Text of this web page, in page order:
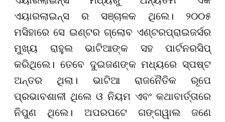
ଏୟାରଲାଇନ୍ସ ର ସଞ୍ଚାଳକ ଥିଲେ। ୨୦୦୫
ମସିହାରେ ସେ ଇଣ୍ଟର ଗ୍ଲୋବ ଏଣ୍ଟରପ୍ରାଇଜର୍ସର
ମୁଖ୍ୟ ରାହୁଲ ଭାଟିଆଙ୍କ ସହ ପାର୍ଟନରସିପ୍
କରିଥିଲେ। ତେବେ ଦୁଇଜଣଙ୍କ ମଧ୍ୟରେ ସ୍ପଷ୍ଟ
ଅନ୍ତର ଥିଲା। ଭାଟିଆ ରାଜନୈତିକ ରୂପେ
ପ୍ରଭାବଶାଳୀ ଥିଲେ ଓ ନିୟମ ଏବଂ କଥାବାର୍ତ୍ତାରେ
ନିପୁଣ ଥିଲେ। ଅପରପଟେ ଗଙ୍ଗୱାଲ ଜଣେ